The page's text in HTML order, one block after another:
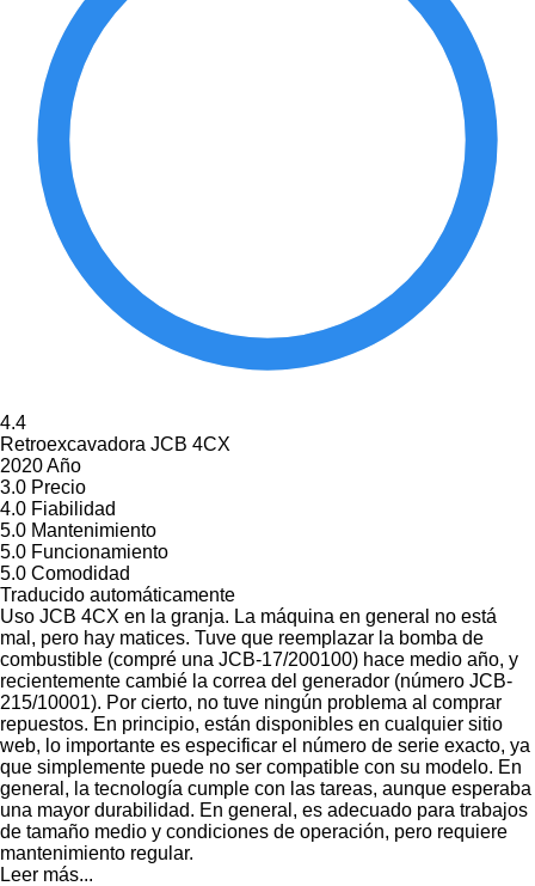
4.4
Retroexcavadora JCB 4CX
2020 Año
3.0 Precio
4.0 Fiabilidad
5.0 Mantenimiento
5.0 Funcionamiento
5.0 Comodidad
Traducido automáticamente
Uso JCB 4CX en la granja. La máquina en general no está
mal, pero hay matices. Tuve que reemplazar la bomba de
combustible (compré una JCB-17/200100) hace medio año, y
recientemente cambié la correa del generador (número JCB-
215/10001). Por cierto, no tuve ningún problema al comprar
repuestos. En principio, están disponibles en cualquier sitio
web, lo importante es especificar el número de serie exacto, ya
que simplemente puede no ser compatible con su modelo. En
general, la tecnología cumple con las tareas, aunque esperaba
una mayor durabilidad. En general, es adecuado para trabajos
de tamaño medio y condiciones de operación, pero requiere
mantenimiento regular.
Leer más...